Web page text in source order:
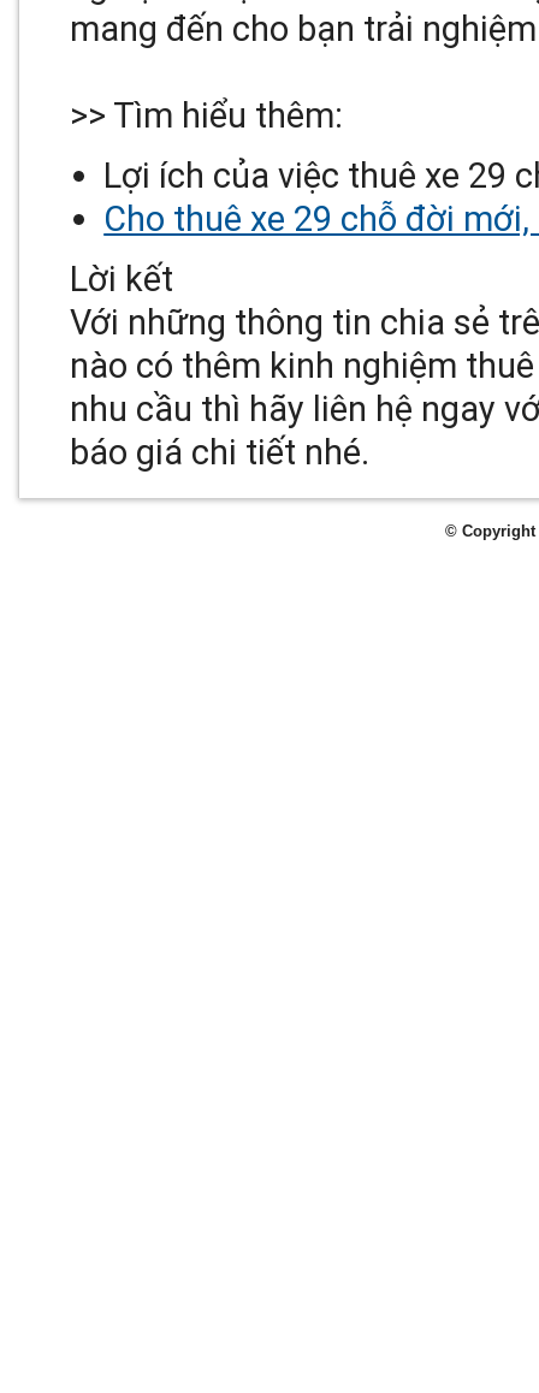
mang đến cho bạn trải
>> Tìm hiểu thêm:
Lợi ích của việc thuê xe 29
Cho thuê xe 29 chỗ đời
Lời kết
Với những thông tin chia sẻ
nào có thêm kinh nghiệm
nhu cầu thì hãy liên hệ ngay
báo giá chi tiết nhé.
© Copyright